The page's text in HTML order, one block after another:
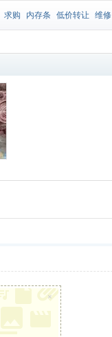
求购 内存条 低价转让 维修
×